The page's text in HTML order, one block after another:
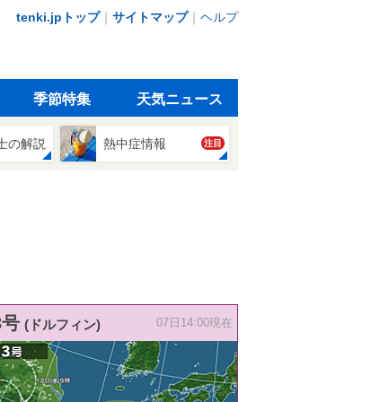
tenki.jpトップ｜ サイトマップ｜ ヘルプ
季節特集 天気ニュース
の解説 熱中症情報 注目
(ドルフィン) 07日14:00現在